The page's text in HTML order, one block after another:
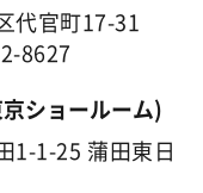
代官町17-31
8627
ショールーム)
1-1-25 蒲田東日